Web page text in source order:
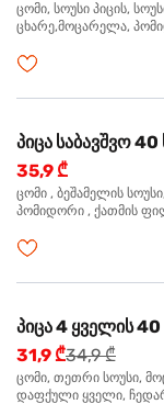
ცომი, სოუსი პიცის,
ცხარე,მოცარელა,
სეზამის მარცვლის
პიცა საბავშვო 40
35,9 ₾
ცომი , ბეშამელის
პომიდორი , ქათმის
პიცა 4 ყველის 40
31,9 ₾34,9 ₾
ცომი, თეთრი სოუსი,
დაფქული ყველი,